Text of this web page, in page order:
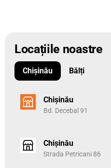
Locațiile noastre
Chișinău Bălți
Chișinău
Bd. Decebal 91
Chișinău
Strada Petricani 86